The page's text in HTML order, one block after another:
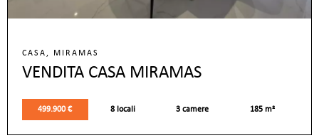
CASA, MIRAMAS
VENDITA CASA MIRAMAS
499.900 € 8 locali 3 camere 185 m²